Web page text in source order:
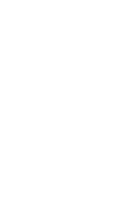
Dark Grey